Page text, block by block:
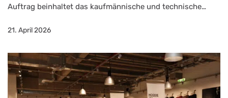
Auftrag beinhaltet das kaufmännische und technische…
21. April 2026